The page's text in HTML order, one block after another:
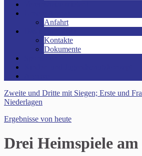
Anfahrt
Kontakte
Dokumente
Zweite und Dritte mit Siegen; Erste und
Niederlagen
Ergebnisse von heute
Drei Heimspiele